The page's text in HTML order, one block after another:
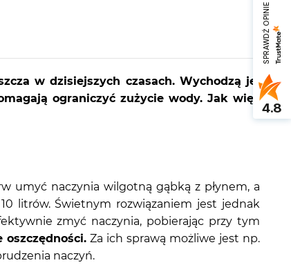
w dzisiejszych czasach. Wychodzą jej
ograniczyć zużycie wody. Jak więc
umyć naczynia wilgotną gąbką z płynem, a
litrów. Świetnym rozwiązaniem jest jednak
zmyć naczynia, pobierając przy tym
oszczędności. Za ich sprawą możliwe jest np.
naczyń.
SPRAWDŹ OPINIE
4.8